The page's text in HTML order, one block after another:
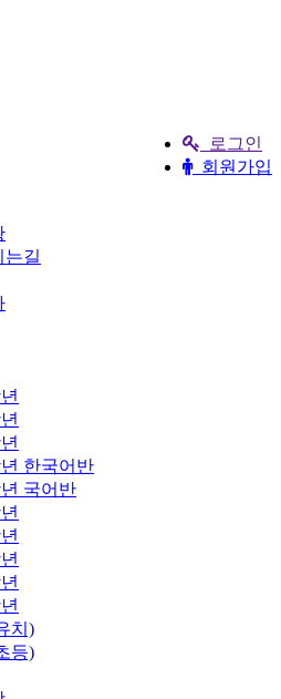
로그인
회원가입
는길
한국어반
국어반
치)
등)